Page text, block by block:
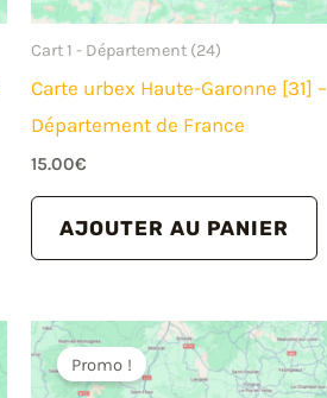
Cart 1 - Département (24)
Carte urbex Haute-Garonne [31] –
Département de France
15.00€
AJOUTER AU PANIER
Promo !